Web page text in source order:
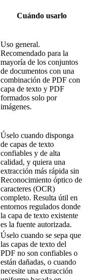
Cuándo usarlo
Uso general.
Recomendado para la
mayoría de los conjuntos
de documentos con una
combinación de PDF con
capa de texto y PDF
formados solo por
imágenes.
Úselo cuando disponga
de capas de texto
confiables y de alta
calidad, y quiera una
extracción más rápida sin
Reconocimiento óptico de
caracteres (OCR)
completo. Resulta útil en
entornos regulados donde
la capa de texto existente
es la fuente autorizada.
Úselo cuando se sepa que
las capas de texto del
PDF no son confiables o
están dañadas, o cuando
necesite una extracción